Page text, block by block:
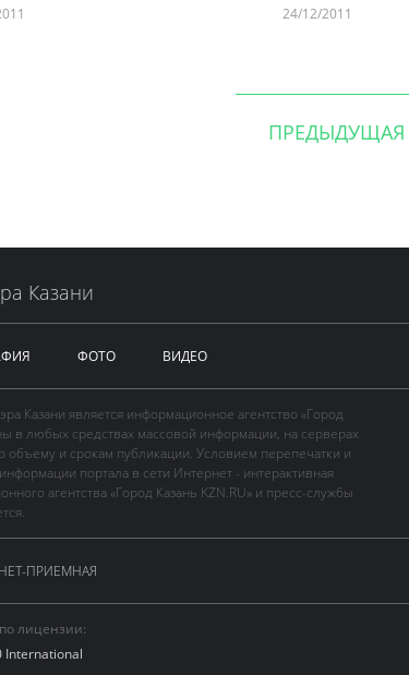
24/12/2011
ПРЕДЫДУЩАЯ
Казани
ФОТО ВИДЕО
Казани является информационное агентство «Город
в любых средствах массовой информации, на серверах
и срокам публикации. Условием перепечатки и
портала в сети Интернет - интерактивная
агентства «Город Казань KZN.RU» и пресс-службы
ПРИЕМНАЯ
лицензии:
International